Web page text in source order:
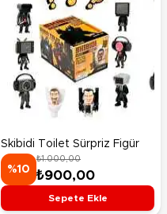
Skibidi Toilet Sürpriz Figür
%10
₺1.000,00
₺900,00
Sepete Ekle